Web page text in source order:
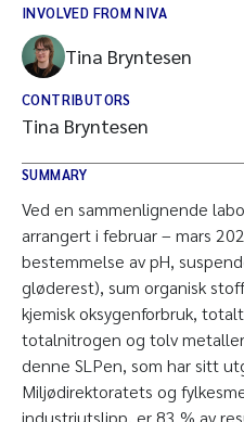
INVOLVED FROM NIVA
Tina Bryntesen
CONTRIBUTORS
Tina Bryntesen
SUMMARY
Ved en sammenlignende
arrangert i februar – mars
bestemmelse av pH,
gløderest), sum organisk
kjemisk oksygenforbruk,
totalnitrogen og tolv
denne SLPen, som har sitt
Miljødirektoratets og
industriutslipp, er 83 % av